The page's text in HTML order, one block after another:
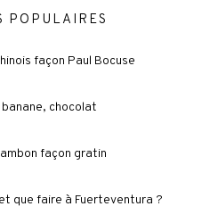
POPULAIRES
façon Paul Bocuse
chocolat
façon gratin
que faire à Fuerteventura ?